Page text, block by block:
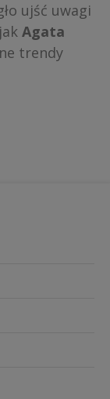
ujść uwagi
Agata
trendy